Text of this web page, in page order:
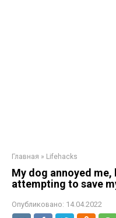
Главная » Lifehacks
My dog annoyed
attempting to save
Опубликовано: 14.04.2022